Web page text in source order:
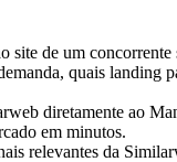
de um
quais landing
diretamente ao
em minutos.
relevantes da